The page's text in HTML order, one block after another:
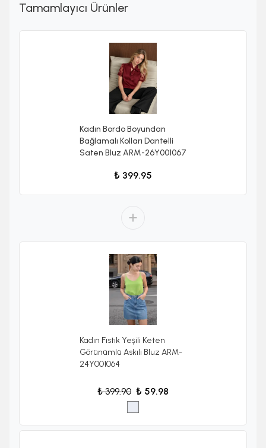
Tamamlayıcı Ürünler
Kadın Bordo Boyundan
Bağlamalı Kolları Dantelli
Saten Bluz ARM-26Y001067
₺ 399.95
Kadın Fıstık Yeşili Keten
Görünümlü Askılı Bluz ARM-
24Y001064
₺ 399.90 ₺ 59.98